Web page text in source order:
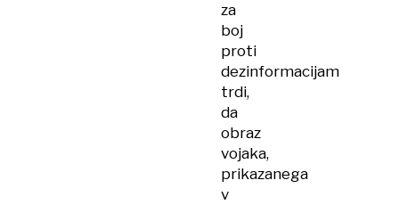
za
boj
proti
dezinformacijam
trdi,
da
obraz
vojaka,
prikazanega
v